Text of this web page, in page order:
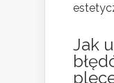
Jak